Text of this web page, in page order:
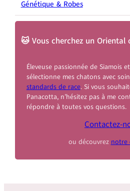
Génétique & Robes
🐱 Vous cherchez un Oriental
Éleveuse passionnée de Siamois
sélectionne mes chatons avec
standards de race. Si vous
Panacotta, n’hésitez pas à me
répondre à toutes vos questions.
Contactez-
ou découvrez notre